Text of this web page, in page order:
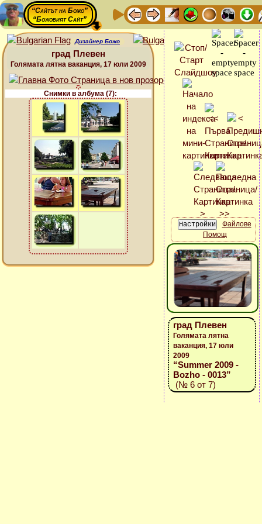
“Сайтът на Божо”
“Божовият Сайт”
Дизайнер Божо
град Плевен
Голямата лятна ваканция, 17 юли 2009
Снимки в албума (7):
Файлове
Помощ
град Плевен
Голямата лятна
ваканция, 17 юли
2009
“Summer 2009 -
Bozho - 0013”
(№ 6 от 7)